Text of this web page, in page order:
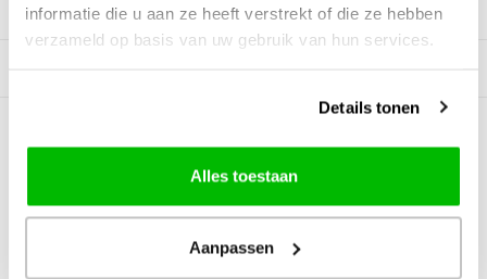
informatie die u aan ze heeft verstrekt of die ze hebben
verzameld op basis van uw gebruik van hun services.
Details tonen
Alles toestaan
Aanpassen
Productomschrijving
0Reviews